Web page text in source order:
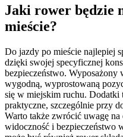
Jaki rower będzie
mieście?
Do jazdy po mieście najlepiej
dzięki swojej specyficznej
bezpieczeństwo. Wyposażony
wygodną, wyprostowaną
się w miejskim ruchu. Dodatki
praktyczne, szczególnie przy
Warto także zwrócić uwagę
widoczność i bezpieczeństwo